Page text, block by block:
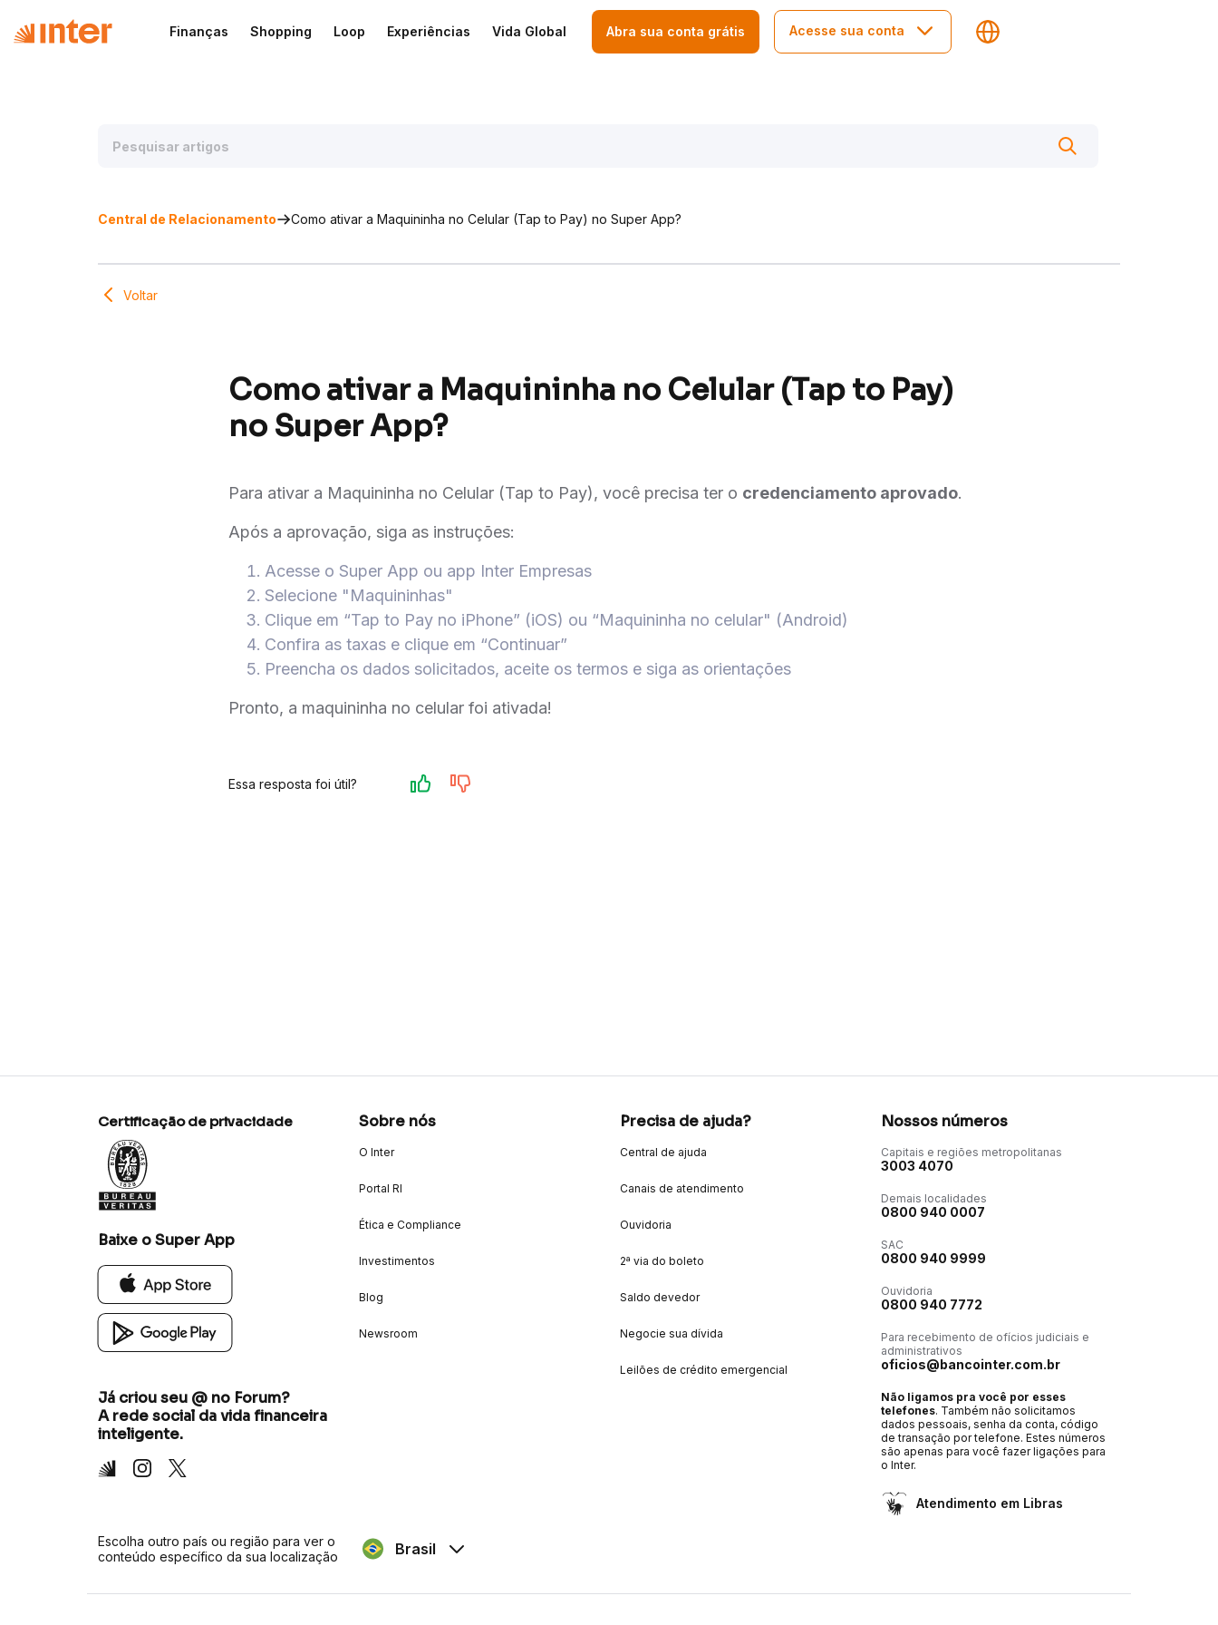
Finanças Shopping Loop Experiências Vida Global Abra sua conta grátis Acesse sua conta
Central de Relacionamento Como ativar a Maquininha no Celular (Tap to Pay) no Super App?​
Voltar
Como ativar a Maquininha no Celular (Tap to Pay)
no Super App?​
Para ativar a Maquininha no Celular (Tap to Pay), você precisa ter o credenciamento aprovado.
Após a aprovação, siga as instruções:
Acesse o Super App ou app Inter Empresas
Selecione "Maquininhas"
Clique em “Tap to Pay no iPhone” (iOS) ou “Maquininha no celular" (Android)
Confira as taxas e clique em “Continuar”
Preencha os dados solicitados, aceite os termos e siga as orientações
Pronto, a maquininha no celular foi ativada!
Essa resposta foi útil?
Certificação de privacidade
Baixe o Super App
Já criou seu @ no Forum?
A rede social da vida financeira
inteligente.
Inter Instagram
X
Sobre nós
O Inter
Portal RI
Ética e Compliance
Investimentos
Blog
Newsroom
Precisa de ajuda?
Central de ajuda
Canais de atendimento
Ouvidoria
2ª via do boleto
Saldo devedor
Negocie sua dívida
Leilões de crédito emergencial
Nossos números
Capitais e regiões metropolitanas
3003 4070
Demais localidades
0800 940 0007
SAC
0800 940 9999
Ouvidoria
0800 940 7772
Para recebimento de ofícios judiciais e
administrativos
oficios@bancointer.com.br
Não ligamos pra você por esses
telefones. Também não solicitamos
dados pessoais, senha da conta, código
de transação por telefone. Estes números
são apenas para você fazer ligações para
o Inter.
Atendimento em Libras
Escolha outro país ou região para ver o
conteúdo específico da sua localização
Brasil